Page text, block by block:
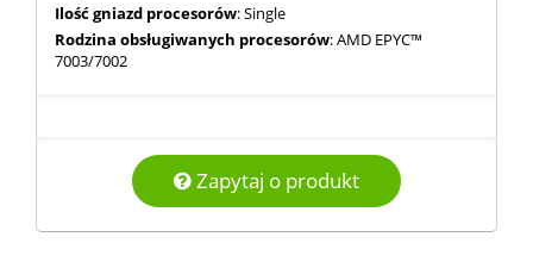
Ilość gniazd procesorów: Single
Rodzina obsługiwanych procesorów: AMD EPYC™
7003/7002
Zapytaj o produkt